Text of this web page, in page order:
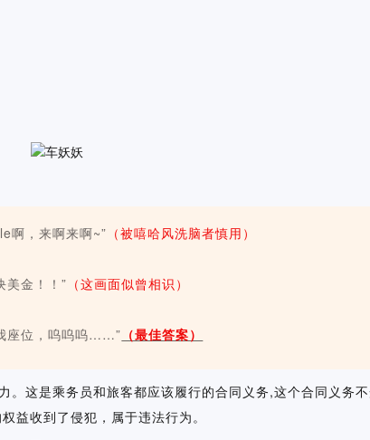
啊，来啊来啊~” （被嘻哈风洗脑者慎用）
金！！” （这画面似曾相识）
座位，呜呜呜……” （最佳答案）
。这是乘务员和旅客都应该履行的合同义务,这个合同义务
益收到了侵犯，属于违法行为。